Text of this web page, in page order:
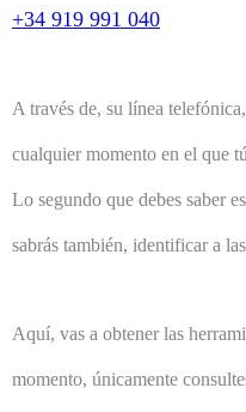
+34 919 991 040
A través de, su línea
cualquier momento en el que
Lo segundo que debes saber
sabrás también, identificar a
Aquí, vas a obtener las
momento, únicamente